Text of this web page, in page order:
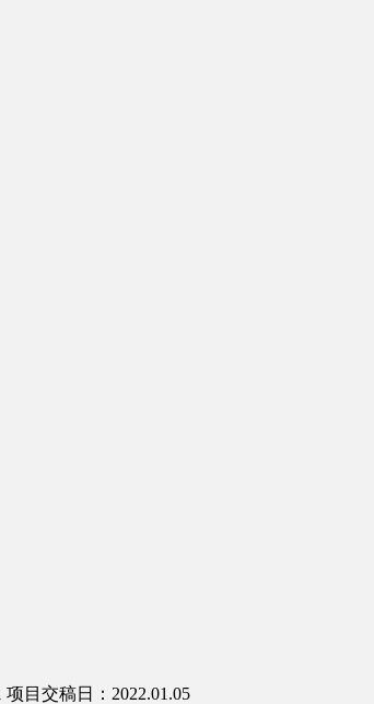
项目交稿日：2022.01.05